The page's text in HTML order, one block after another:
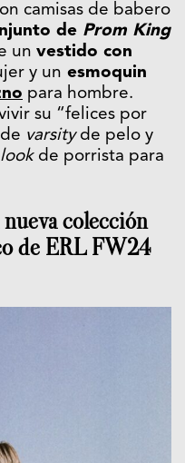
camisas de babero
de Prom King
un vestido con
y un esmoquin
para hombre.
su “felices por
varsityde pelo y
lookde porrista para
colección
de ERL FW24